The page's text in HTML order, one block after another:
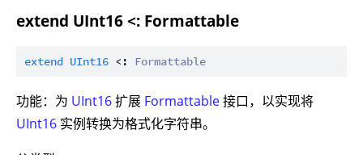
extend UInt16 <: Formattable
extend UInt16 <: Formattable
功能：为 UInt16扩展 Formattable接口，以实现将
UInt16 实例转换为格式化字符串。